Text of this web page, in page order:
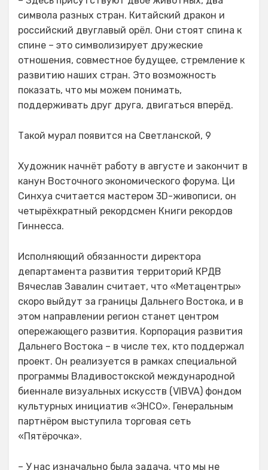
символа разных стран. Китайский дракон и
российский двуглавый орёл. Они стоят спина к
спине – это символизирует дружеские
отношения, совместное будущее, стремление к
развитию наших стран. Это возможность
показать, что мы можем понимать,
поддерживать друг друга, двигаться вперёд.
Такой мурал появится на Светланской, 9
Художник начнёт работу в августе и закончит в
канун Восточного экономического форума. Ци
Синхуа считается мастером 3D-живописи, он
четырёхкратный рекордсмен Книги рекордов
Гиннесса.
Исполняющий обязанности директора
департамента развития территорий КРДВ
Вячеслав Завалин считает, что «Метацентры»
скоро выйдут за границы Дальнего Востока, и в
этом направлении регион станет центром
опережающего развития. Корпорация развития
Дальнего Востока – в числе тех, кто поддержал
проект. Он реализуется в рамках специальной
программы Владивостокской международной
биеннале визуальных искусств (VIBVA) фондом
культурных инициатив «ЭНСО». Генеральным
партнёром выступила торговая сеть
«Пятёрочка».
– У нас изначально была задача, что мы не